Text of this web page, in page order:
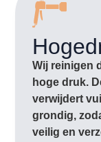
Wij reinigen
hoge druk.
verwijdert
grondig,
veilig en